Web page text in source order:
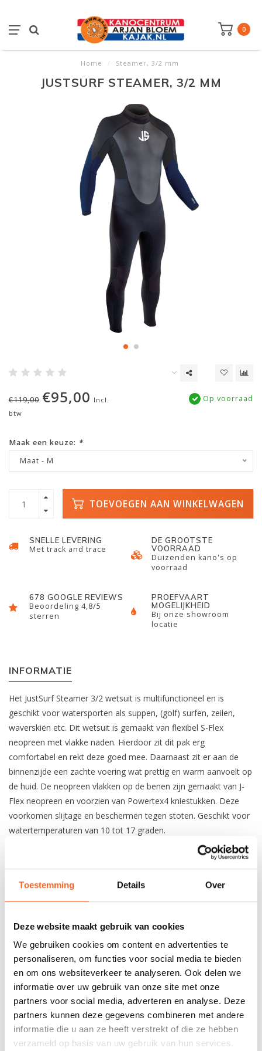
Toestemming Details Over
Deze website maakt gebruik van cookies
We gebruiken cookies om content en advertenties te
personaliseren, om functies voor social media te bieden
en om ons websiteverkeer te analyseren. Ook delen we
informatie over uw gebruik van onze site met onze
partners voor social media, adverteren en analyse. Deze
partners kunnen deze gegevens combineren met andere
informatie die u aan ze heeft verstrekt of die ze hebben
verzameld op basis van uw gebruik van hun services.
0
Home / Steamer, 3/2 mm
JUSTSURF STEAMER, 3/2 MM
€119,00 €95,00 Incl.
btw
Op voorraad
Maak een keuze: *
Maat - M
TOEVOEGEN AAN WINKELWAGEN
SNELLE LEVERING
Met track and trace
DE GROOTSTE
VOORRAAD
Duizenden kano's op
voorraad
678 GOOGLE REVIEWS
Beoordeling 4,8/5
sterren
PROEFVAART
MOGELIJKHEID
Bij onze showroom
locatie
INFORMATIE
Het JustSurf Steamer 3/2 wetsuit is multifunctioneel en is
geschikt voor watersporten als suppen, (golf) surfen, zeilen,
waverskiën etc. Dit wetsuit is gemaakt van flexibel S-Flex
neopreen met vlakke naden. Hierdoor zit dit pak erg
comfortabel en rekt deze goed mee. Daarnaast zit er aan de
binnenzijde een zachte voering wat prettig en warm aanvoelt op
de huid. De neopreen vlakken op de benen zijn gemaakt van J-
Flex neopreen en voorzien van Powertex4 kniestukken. Deze
voorkomen slijtage en beschermen tegen stoten. Geschikt voor
watertemperaturen van 10 tot 17 graden.
Naadloze nek seal
Nog niet gewaardeerd
0 sterren op basis van 0 beoordelingen
JE BEOORDELING TOEVOEGEN